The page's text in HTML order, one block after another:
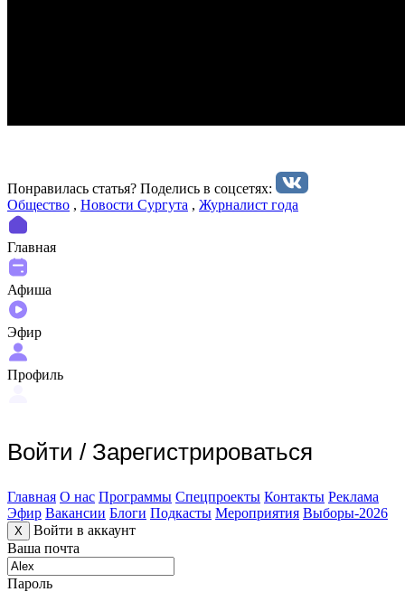
Понравилась статья? Поделиcь в соцсетях:
Общество , Новости Сургута , Журналист года
Главная
Афиша
Эфир
Профиль
Войти / Зарегистрироваться
Главная О нас Программы Спецпроекты Контакты Реклама
Эфир Вакансии Блоги Подкасты Мероприятия Выборы-2026
X
Войти в аккаунт
Ваша почта
Пароль